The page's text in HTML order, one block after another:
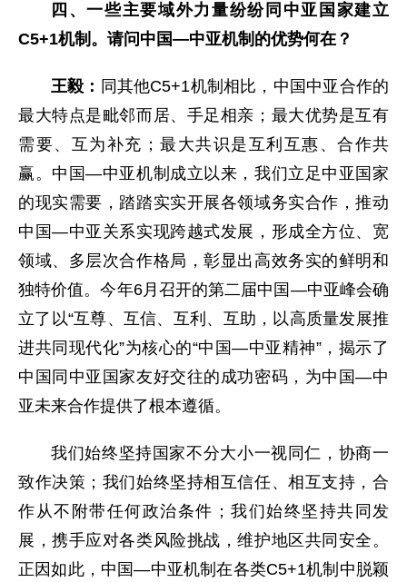
四、一些主要域外力量纷纷同中亚国家建立
C5+1机制。请问中国—中亚机制的优势何在？
王毅： 同其他C5+1机制相比，中国中亚合作的
最大特点是毗邻而居、手足相亲；最大优势是互有
需要、互为补充；最大共识是互利互惠、合作共
赢。中国—中亚机制成立以来，我们立足中亚国家
的现实需要，踏踏实实开展各领域务实合作，推动
中国—中亚关系实现跨越式发展，形成全方位、宽
领域、多层次合作格局，彰显出高效务实的鲜明和
独特价值。今年6月召开的第二届中国—中亚峰会确
立了以“互尊、互信、互利、互助，以高质量发展推
进共同现代化”为核心的“中国—中亚精神”，揭示了
中国同中亚国家友好交往的成功密码，为中国—中
亚未来合作提供了根本遵循。
我们始终坚持国家不分大小一视同仁，协商一
致作决策；我们始终坚持相互信任、相互支持，合
作从不附带任何政治条件；我们始终坚持共同发
展，携手应对各类风险挑战，维护地区共同安全。
正因如此，中国—中亚机制在各类C5+1机制中脱颖